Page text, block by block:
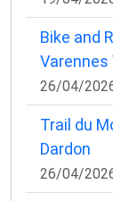
Bike and
Varennes
26/04/
Trail du
Dardon
26/04/